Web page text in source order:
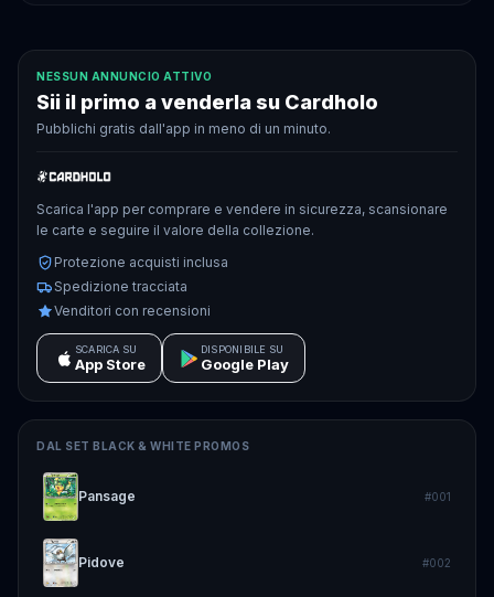
NESSUN ANNUNCIO ATTIVO
Sii il primo a venderla su Cardholo
Pubblichi gratis dall'app in meno di un minuto.
Scarica l'app per comprare e vendere in sicurezza, scansionare
le carte e seguire il valore della collezione.
Protezione acquisti inclusa
Spedizione tracciata
Venditori con recensioni
SCARICA SU
App Store
DISPONIBILE SU
Google Play
DAL SET BLACK & WHITE PROMOS
Pansage #001
Pidove #002